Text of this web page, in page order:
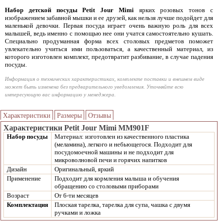
Набор детской посуды Petit Jour Mimiярких розовых тонов с
изображением забавной мышки и ее друзей, как нельзя лучше подойдет для
маленькой девочки. Первая посуда играет очень важную роль для всех
малышей, ведь именно с помощью нее они учатся самостоятельно кушать.
Специально продуманная форма всех столовых предметов поможет
увлекательно учиться ими пользоваться, а качественный материал, из
которого изготовлен комплект, предотвратит разбивание, в случае падения
посуды.
Информация о технических характеристиках, комплекте поставки и внешнем виде
может быть изменена без предварительного уведомления. Уточняйте всю
интересующую вас информацию у менеджера.
Характеристики Размеры Отзывы
Характеристики Petit Jour Mimi MM901F
Набор посуды
Материал: изготовлен из качественного пластика
(меламина), легкого и небьющегося. Подходит для
посудомоечной машины и не подходит для
микроволновой печи и горячих напитков
Дизайн
Оригинальный, яркий
Применение
Подходит для кормления малыша и обучения
обращению со столовыми приборами
Возраст
От 6-ти месяцев
Комплектация
Плоская тарелка, тарелка для супа, чашка с двумя
ручками и ложка